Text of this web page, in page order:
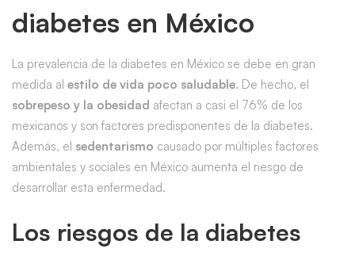
diabetes en México
La prevalencia de la diabetes en México se debe en gran
medida al estilo de vida poco saludable. De hecho, el
sobrepeso y la obesidad afectan a casi el 76% de los
mexicanos y son factores predisponentes de la diabetes.
Además, el sedentarismo causado por múltiples factores
ambientales y sociales en México aumenta el riesgo de
desarrollar esta enfermedad.
Los riesgos de la diabetes